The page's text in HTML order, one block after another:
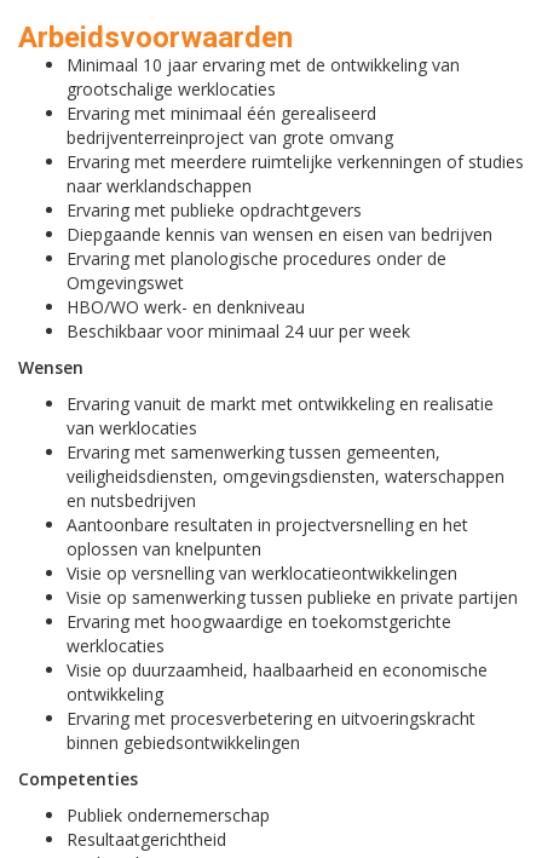
Arbeidsvoorwaarden
Minimaal 10 jaar ervaring met de ontwikkeling van
grootschalige werklocaties
Ervaring met minimaal één gerealiseerd
bedrijventerreinproject van grote omvang
Ervaring met meerdere ruimtelijke verkenningen of studies
naar werklandschappen
Ervaring met publieke opdrachtgevers
Diepgaande kennis van wensen en eisen van bedrijven
Ervaring met planologische procedures onder de
Omgevingswet
HBO/WO werk- en denkniveau
Beschikbaar voor minimaal 24 uur per week
Wensen
Ervaring vanuit de markt met ontwikkeling en realisatie
van werklocaties
Ervaring met samenwerking tussen gemeenten,
veiligheidsdiensten, omgevingsdiensten, waterschappen
en nutsbedrijven
Aantoonbare resultaten in projectversnelling en het
oplossen van knelpunten
Visie op versnelling van werklocatieontwikkelingen
Visie op samenwerking tussen publieke en private partijen
Ervaring met hoogwaardige en toekomstgerichte
werklocaties
Visie op duurzaamheid, haalbaarheid en economische
ontwikkeling
Ervaring met procesverbetering en uitvoeringskracht
binnen gebiedsontwikkelingen
Competenties
Publiek ondernemerschap
Resultaatgerichtheid